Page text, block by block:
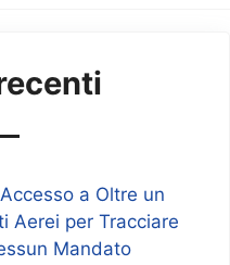
a Oltre un
Aerei per Tracciare
Mandato